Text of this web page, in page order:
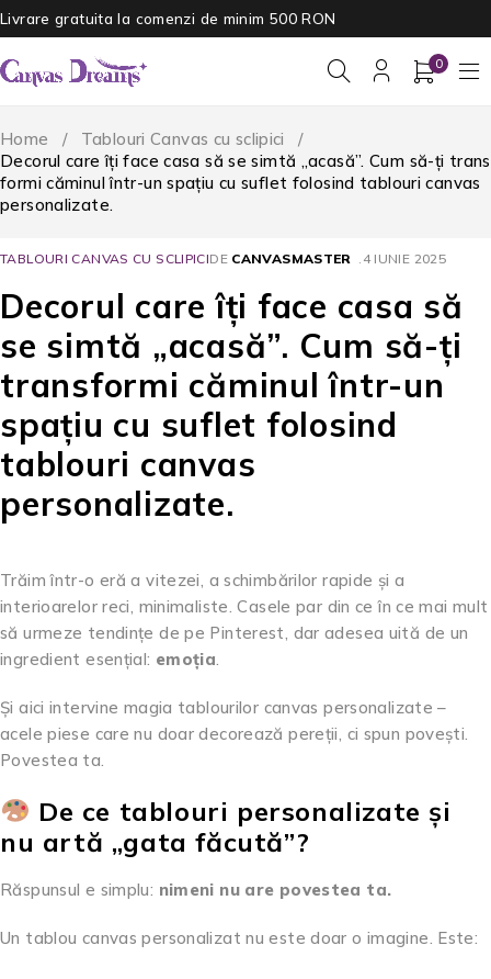
Livrare gratuita la comenzi de minim 500 RON
0
Home / Tablouri Canvas cu sclipici
/
Decorul care îți face casa să se simtă „acasă”. Cum să-ți trans
formi căminul într-un spațiu cu suflet folosind tablouri canvas
personalizate.
TABLOURI CANVAS CU SCLIPICIDE CANVASMASTER 4 IUNIE 2025
Decorul care îți face casa să
se simtă „acasă”. Cum să-ți
transformi căminul într-un
spațiu cu suflet folosind
tablouri canvas
personalizate.
Trăim într-o eră a vitezei, a schimbărilor rapide și a
interioarelor reci, minimaliste. Casele par din ce în ce mai mult
să urmeze tendințe de pe Pinterest, dar adesea uită de un
ingredient esențial: emoția
Și aici intervine magia tablourilor canvas personalizate –
acele piese care nu doar decorează pereții, ci spun povești.
Povestea ta.
De ce tablouri personalizate și
nu artă „gata făcută”?
Răspunsul e simplu: nimeni nu are povestea ta.
Un tablou canvas personalizat nu este doar o imagine. Este: